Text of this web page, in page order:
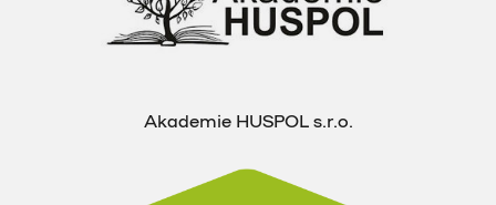
Akademie HUSPOL s.r.o.